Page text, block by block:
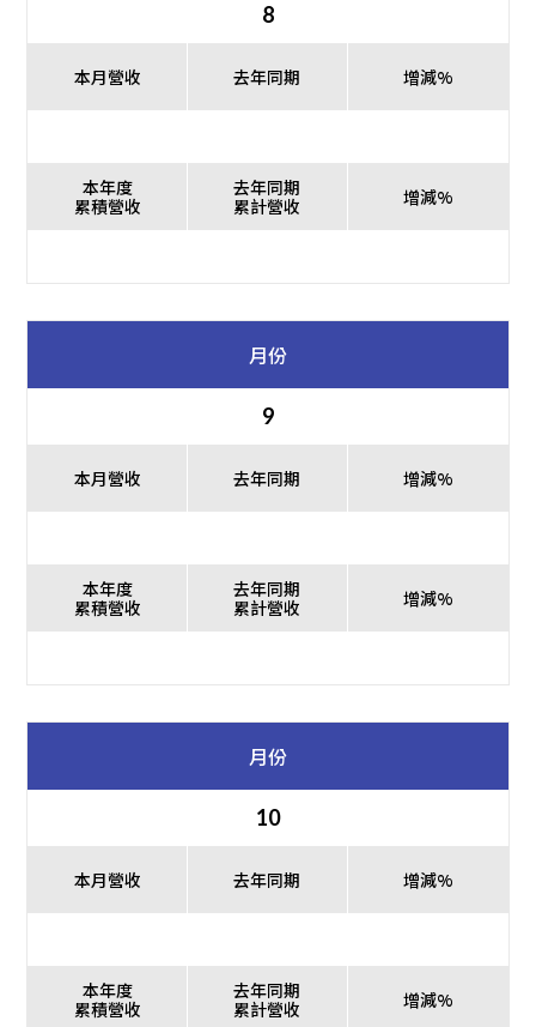
8
本月營收 去年同期 增減%
本年度
累積營收
去年同期
累計營收
增減%
月份
9
本月營收 去年同期 增減%
本年度
累積營收
去年同期
累計營收
增減%
月份
10
本月營收 去年同期 增減%
本年度
累積營收
去年同期
累計營收
增減%